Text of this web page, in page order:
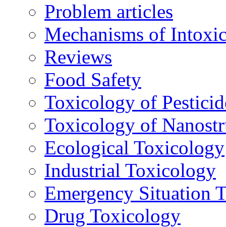
Problem articles
Mechanisms of
Reviews
Food Safety
Toxicology of
Toxicology of
Ecological Toxicology
Industrial Toxicology
Emergency Situation
Drug Toxicology